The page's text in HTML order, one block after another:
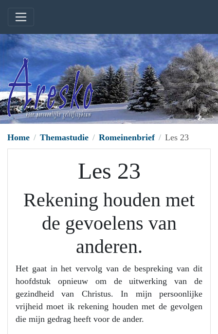
Home Themastudie Romeinenbrief Les 23
Les 23
Rekening houden met
de gevoelens van
anderen.
Het gaat in het vervolg van de bespreking van dit
hoofdstuk opnieuw om de uitwerking van de
gezindheid van Christus. In mijn persoonlijke
vrijheid moet ik rekening houden met de gevolgen
die mijn gedrag heeft voor de ander.